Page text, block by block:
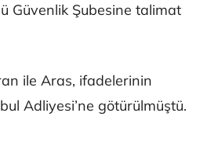
Güvenlik Şubesine talimat
ile Aras, ifadelerinin
Adliyesi’ne götürülmüştü.